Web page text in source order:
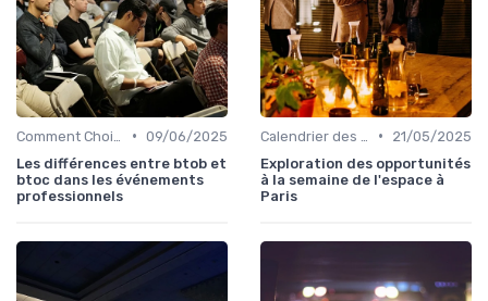
• 09/06/2025
Les différences entre btob et
btoc dans les événements
professionnels
•
21/05/2025
Exploration des opportunités
à la semaine de l'espace à
Paris